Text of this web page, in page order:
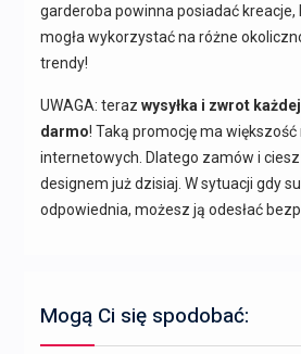
garderoba powinna posiadać kreacje,
mogła wykorzystać na różne
trendy!
UWAGA: teraz wysyłka i zwrot
darmo! Taką promocję ma
internetowych. Dlatego zamów i
designem już dzisiaj. W sytuacji gdy
odpowiednia, możesz ją odesłać
Mogą Ci się spodobać: